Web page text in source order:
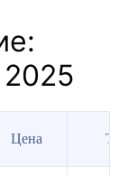
Цена